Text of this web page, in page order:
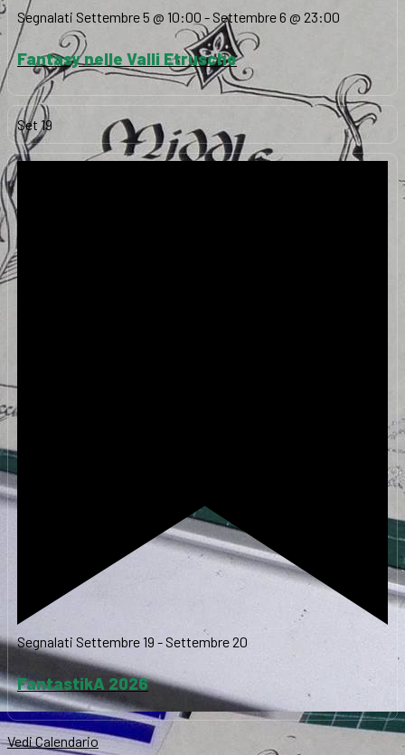
Segnalati Settembre 5 @ 10:00 - Settembre 6 @ 23:00
Fantasy nelle Valli Etrusche
Set 19
Segnalati Settembre 19 -Settembre 20
FantastikA 2026
Vedi Calendario